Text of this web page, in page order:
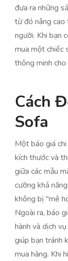
đưa ra những
từ đó nâng cao
người. Khi bạn
mua một chiếc
thông minh
Cách
Sofa
Một báo giá
kích thước và
giữa các mẫu
cường khả
không bị "mê
Ngoài ra, báo
hành và dịch
giúp bạn tránh
mua hàng. Khi